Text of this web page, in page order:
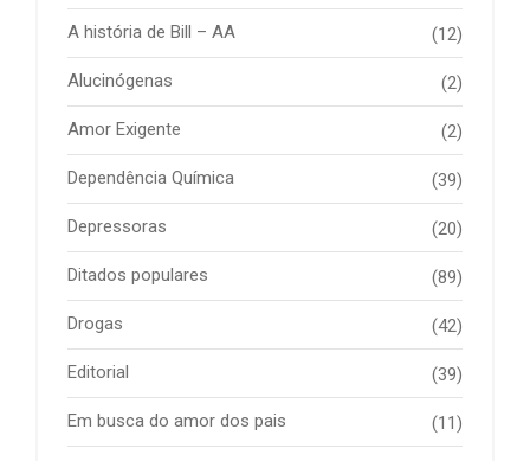
A história de Bill – AA (12)
Alucinógenas (2)
Amor Exigente (2)
Dependência Química (39)
Depressoras (20)
Ditados populares (89)
Drogas (42)
Editorial (39)
Em busca do amor dos pais (11)